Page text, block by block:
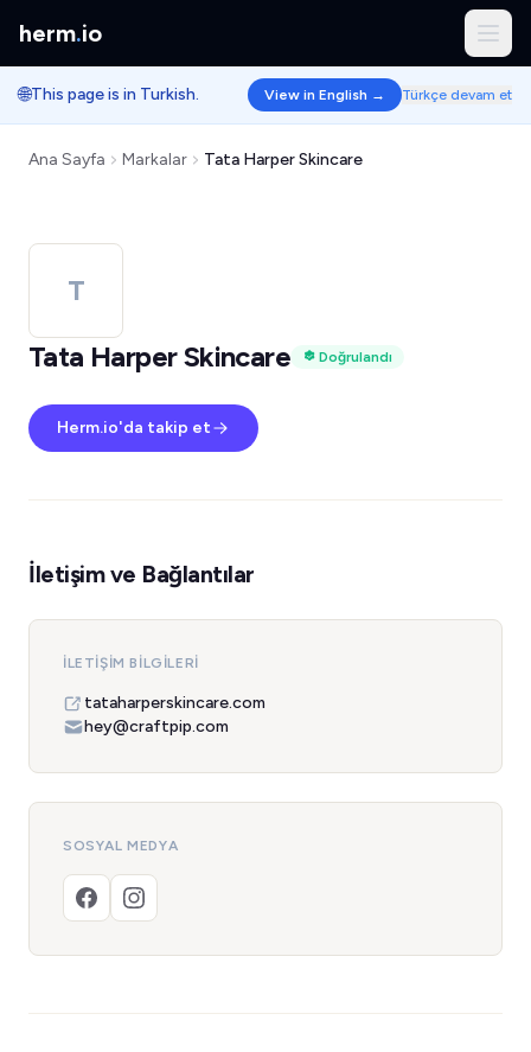
herm.io
🌐This page is in Turkish. View in English → Türkçe devam et
Ana Sayfa Markalar Tata Harper Skincare
T
Tata Harper Skincare
Doğrulandı
Herm.io'da takip et
İletişim ve Bağlantılar
İLETIŞIM BILGILERI
tataharperskincare.com
hey@craftpip.com
SOSYAL MEDYA